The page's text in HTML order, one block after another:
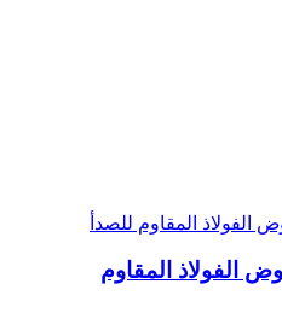
الفولاذ المقاوم